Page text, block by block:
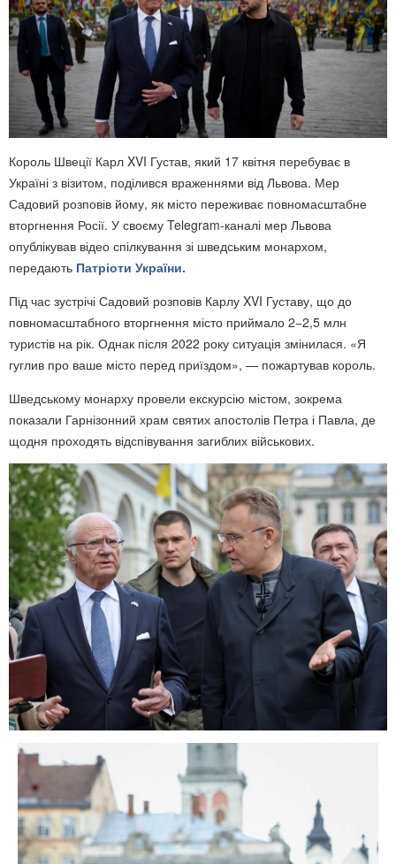
Король Швеції Карл XVI Густав, який 17 квітня перебуває в
Україні з візитом, поділився враженнями від Львова. Мер
Садовий розповів йому, як місто переживає повномасштабне
вторгнення Росії. У своєму Telegram-каналі мер Львова
опублікував відео спілкування зі шведським монархом,
передають Патріоти України.
Під час зустрічі Садовий розповів Карлу XVI Густаву, що до
повномасштабного вторгнення місто приймало 2−2,5 млн
туристів на рік. Однак після 2022 року ситуація змінилася. «Я
гуглив про ваше місто перед приїздом», — пожартував король.
Шведському монарху провели екскурсію містом, зокрема
показали Гарнізонний храм святих апостолів Петра і Павла, де
щодня проходять відспівування загиблих військових.